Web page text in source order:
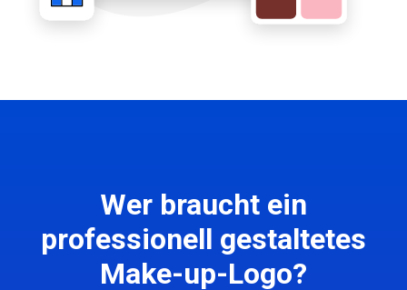
Wer braucht ein
professionell gestaltetes
Make-up-Logo?